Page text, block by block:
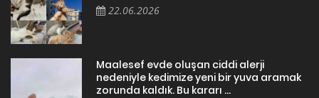
22.06.2026
Maalesef evde oluşan ciddi alerji
nedeniyle kedimize yeni bir yuva aramak
zorunda kaldık. Bu kararı ...